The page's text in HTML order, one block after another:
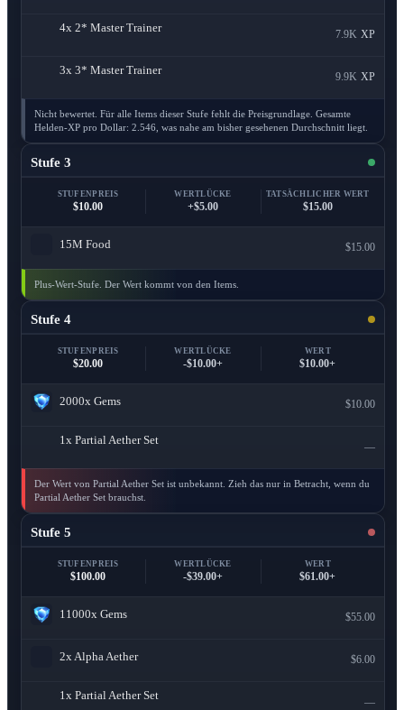
4x 2* Master Trainer
7.9K XP
3x 3* Master Trainer
9.9K XP
Nicht bewertet. Für alle Items dieser Stufe fehlt die Preisgrundlage. Gesamte
Helden-XP pro Dollar: 2.546, was nahe am bisher gesehenen Durchschnitt liegt.
Stufe 3
STUFENPREIS
$10.00
WERTLÜCKE
+$5.00
TATSÄCHLICHER WERT
$15.00
15M Food $15.00
Plus-Wert-Stufe. Der Wert kommt von den Items.
Stufe 4
STUFENPREIS
$20.00
WERTLÜCKE
-$10.00+
WERT
$10.00+
2000x Gems $10.00
1x Partial Aether Set
—
Der Wert von Partial Aether Set ist unbekannt. Zieh das nur in Betracht, wenn du
Partial Aether Set brauchst.
Stufe 5
STUFENPREIS
$100.00
WERTLÜCKE
-$39.00+
WERT
$61.00+
11000x Gems $55.00
2x Alpha Aether $6.00
1x Partial Aether Set
—